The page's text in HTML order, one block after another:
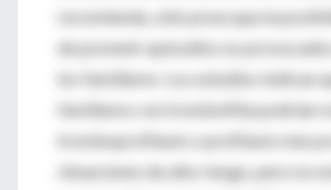
recomienda, sólo preocupa la
de prevenir episodios no
los familiares. Los estudios indican
familiares con trombofilia podrían
tromboprofilaxis o profilaxis más
situaciones de alto riesgo, pero no